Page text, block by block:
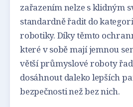
zařazením nelze s klidným
standardně řadit do
robotiky. Díky těmto
které v sobě mají jemnou
větší průmyslové roboty
dosáhnout daleko lepších
bezpečnosti než bez nich.